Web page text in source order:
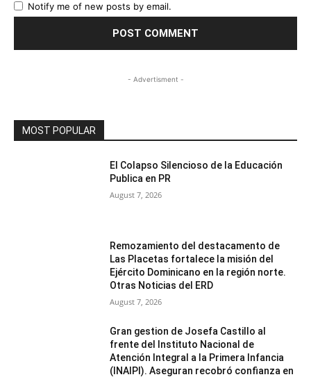
Notify me of new posts by email.
- Advertisment -
MOST POPULAR
El Colapso Silencioso de la Educación
Publica en PR
August 7, 2026
Remozamiento del destacamento de
Las Placetas fortalece la misión del
Ejército Dominicano en la región norte.
Otras Noticias del ERD
August 7, 2026
Gran gestion de Josefa Castillo al
frente del Instituto Nacional de
Atención Integral a la Primera Infancia
(INAIPI). Aseguran recobró confianza en